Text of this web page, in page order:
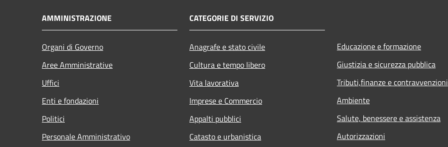
AMMINISTRAZIONE
Organi di Governo
Aree Amministrative
Uffici
Enti e fondazioni
Politici
Personale Amministrativo
CATEGORIE DI SERVIZIO
Anagrafe e stato civile
Cultura e tempo libero
Vita lavorativa
Imprese e Commercio
Appalti pubblici
Catasto e urbanistica
Educazione e formazione
Giustizia e sicurezza pubblica
Tributi,finanze e contravvenzioni
Ambiente
Salute, benessere e assistenza
Autorizzazioni